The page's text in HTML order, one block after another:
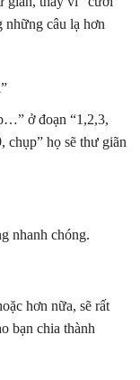
những câu lạ hơn
ở đoạn “1,2,3,
chụp” họ sẽ thư giãn
nhanh chóng.
hơn nữa, sẽ rất
bạn chia thành